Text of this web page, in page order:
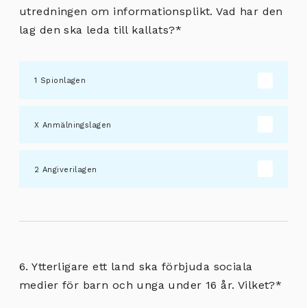
utredningen om informationsplikt. Vad har den
lag den ska leda till kallats?*
Spionlagen
Anmälningslagen
Angiverilagen
6. Ytterligare ett land ska förbjuda sociala
medier för barn och unga under 16 år. Vilket?*